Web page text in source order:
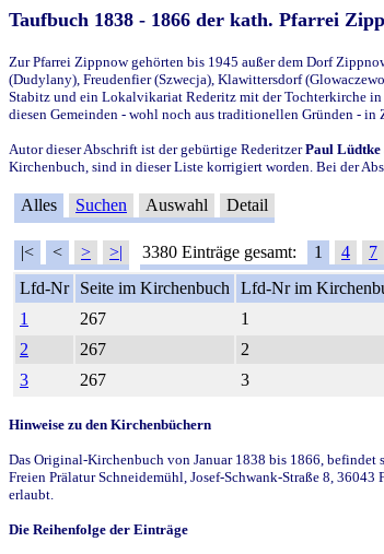
Taufbuch 1838 - 1866 der kath. Pfarrei
Zur Pfarrei Zippnow gehörten bis 1945 außer dem Dorf
(Dudylany), Freudenfier (Szwecja), Klawittersdorf
Stabitz und ein Lokalvikariat Rederitz mit der Tochterkirche in
diesen Gemeinden - wohl noch aus traditionellen Gründen - in
Autor dieser Abschrift ist der gebürtige RederitzerPaul Lüdtke
Kirchenbuch, sind in dieser Liste korrigiert worden. Bei der
Alles Suchen Auswahl Detail
|< < > >| 3380 Einträge gesamt: 1 4 7
Lfd-Nr
Seite im Kirchenbuch Lfd-Nr im
1
267 1
2
267 2
3
267 3
Hinweise zu den Kirchenbüchern
Das Original-Kirchenbuch von Januar 1838 bis 1866,
Freien Prälatur Schneidemühl, Josef-Schwank-Straße 8,
erlaubt.
Die Reihenfolge der Einträge